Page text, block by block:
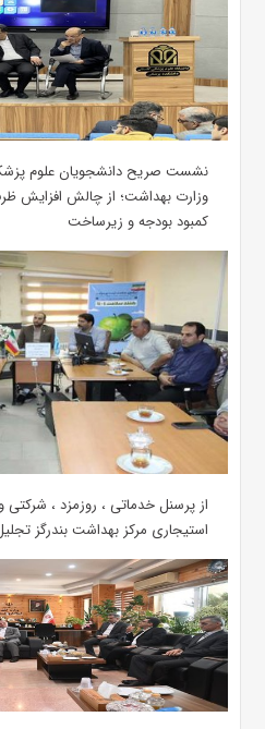
نشست صریح دانشجویان علوم
وزارت بهداشت؛ از چالش افزایش
کمبود بودجه و زیرساخت
از پرسنل خدماتی ، روزمزد ، شرکتی
استیجاری مرکز بهداشت بندرگز